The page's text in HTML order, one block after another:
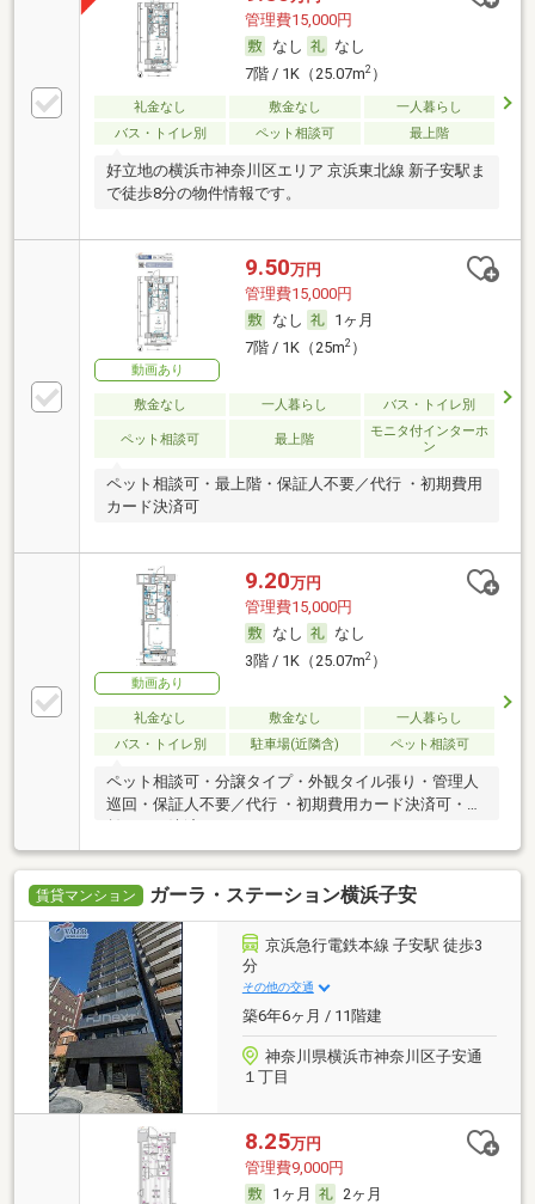
管理費15,000円
なし
なし
7階 / 1K（25.07m2）
礼金なし 敷金なし
一人暮らし
バス・トイレ別
ペット相談可 最上階
好立地の横浜市神奈川区エリア 京浜東北線 新子安駅ま
で徒歩8分の物件情報です。
動画あり
9.50万円
管理費15,000円
なし
1ヶ月
7階 / 1K（25m2）
敷金なし 一人暮らし バス・トイレ別
ペット相談可 最上階
モニタ付インターホ
ン
ペット相談可・最上階・保証人不要／代行 ・初期費用
カード決済可
動画あり
9.20万円
管理費15,000円
なし
なし
3階 / 1K（25.07m2）
礼金なし 敷金なし
一人暮らし
バス・トイレ別
駐車場(近隣含) ペット相談可
ペット相談可・分譲タイプ・外観タイル張り・管理人
巡回・保証人不要／代行 ・初期費用カード決済可・家
賃貸マンション ガーラ・ステーション横浜子安
京浜急行電鉄本線 子安駅 徒歩3
分
その他の交通
築6年6ヶ月 / 11階建
神奈川県横浜市神奈川区子安通
１丁目
8.25万円
管理費9,000円
1ヶ月
2ヶ月